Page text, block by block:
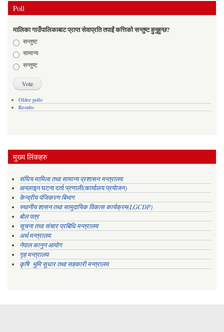
Poll
मालिका गाउँपालिकाबाट प्राप्त सेवाप्रति तपाईं कत्तिको सन्तुष्ट हुनुहुन्छ?
Choices
सन्तुष्ट
सामान्य
सन्तुष्ट
Older polls
Results
मुख्य लिंकहरु
संघिय मामिला तथा सामान्य प्रशासन मन्त्रालय
अनलाइन घटना दर्ता प्रणाली(कार्यालय प्रयोजन)
केन्द्रीय पंजिकरण बिभाग
स्थानीय शासन तथा सामुदायिक विकास कार्यक्रम(LGCDP)
बोल पत्र
सूचना तथा संचार प्रबिधि मन्त्रालय
अर्थ मन्त्रालय
नेपाल कानुन आयोग
गृह मन्त्रालय
कृषि भुमि सुधार तथा सहकारी मन्त्रालय